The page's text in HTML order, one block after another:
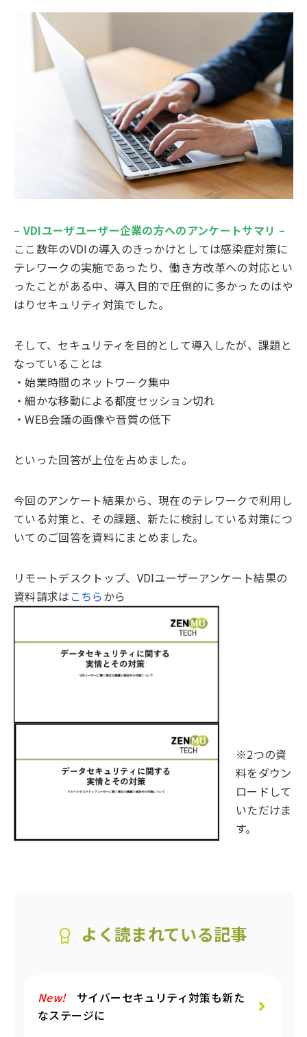
– VDIユーザユーザー企業の方へのアンケートサマリ –
ここ数年のVDIの導入のきっかけとしては感染症対策に
テレワークの実施であったり、働き方改革への対応とい
ったことがある中、導入目的で圧倒的に多かったのはや
はりセキュリティ対策でした。
そして、セキュリティを目的として導入したが、課題と
なっていることは
・始業時間のネットワーク集中
・細かな移動による都度セッション切れ
・WEB会議の画像や音質の低下
といった回答が上位を占めました。
今回のアンケート結果から、現在のテレワークで利用し
ている対策と、その課題、新たに検討している対策につ
いてのご回答を資料にまとめました。
リモートデスクトップ、VDIユーザーアンケート結果の
資料請求はこちらから
※2つの資
料をダウン
ロードして
いただけま
す。
よく読まれている記事
New!サイバーセキュリティ対策も新た
なステージに